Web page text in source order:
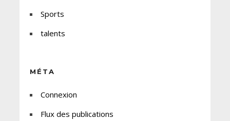
Sports
talents
MÉTA
Connexion
Flux des publications